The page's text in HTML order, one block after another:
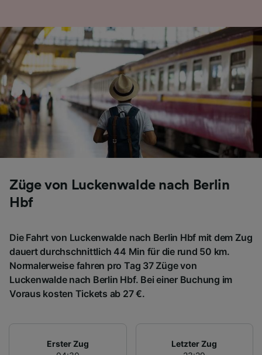
Züge von Luckenwalde nach Berlin
Hbf
Die Fahrt von Luckenwalde nach Berlin Hbf mit dem Zug
dauert durchschnittlich 44 Min für die rund 50 km.
Normalerweise fahren pro Tag 37 Züge von
Luckenwalde nach Berlin Hbf. Bei einer Buchung im
Voraus kosten Tickets ab 27 €.
Erster Zug
Letzter Zug